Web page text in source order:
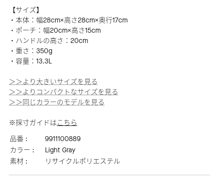
【サイズ】
・本体：幅28cm×高さ28cm×奥行17cm
・ポーチ：幅20cm×高さ15cm
・ハンドルの高さ：20cm
・重さ：350g
・容量：13.3L
＞＞より大きいサイズを見る
＞＞よりコンパクトなサイズを見る
＞＞同じカラーのモデルを見る
※採寸ガイドはこちら
品番 :
9911100889
カラー :
Light Gray
素材 :
リサイクルポリエステル